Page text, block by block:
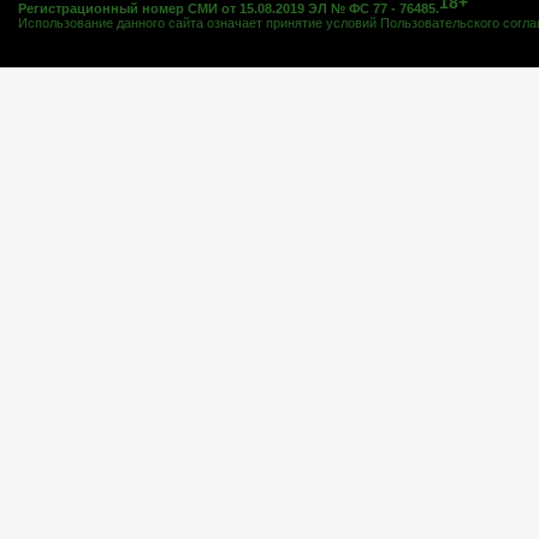
Регистрационный номер СМИ от 15.08.2019 ЭЛ № ФС 77 - 76485.
Использование данного сайта означает принятие условий Пользовательского